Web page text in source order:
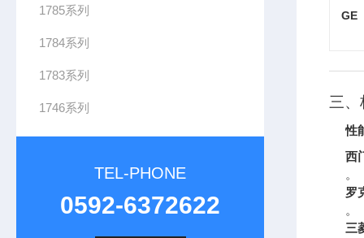
1785系列
1784系列
1783系列
1746系列
TEL-PHONE
0592-6372622
GE
三、
性
西
。
罗
。
三